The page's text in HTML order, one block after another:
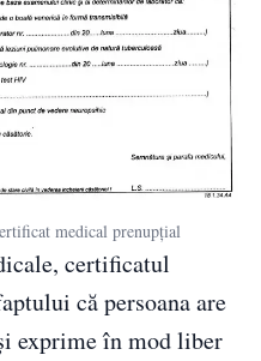
medical prenupțial
certificatul
că persoana are
exprime în mod liber